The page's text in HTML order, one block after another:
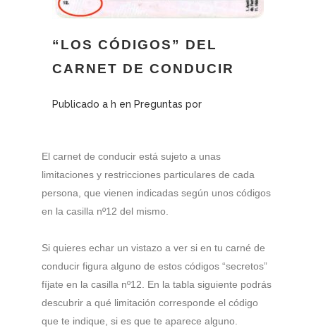
“LOS CÓDIGOS” DEL
CARNET DE CONDUCIR
Publicado a h en Preguntas por
El carnet de conducir está sujeto a unas
limitaciones y restricciones particulares de cada
persona, que vienen indicadas según unos códigos
en la casilla nº12 del mismo.
Si quieres echar un vistazo a ver si en tu carné de
conducir figura alguno de estos códigos “secretos”
fíjate en la casilla nº12. En la tabla siguiente podrás
descubrir a qué limitación corresponde el código
que te indique, si es que te aparece alguno.